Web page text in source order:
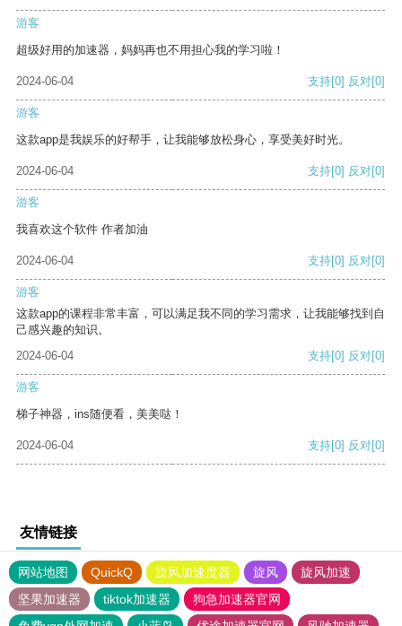
游客
超级好用的加速器，妈妈再也不用担心我的学习啦！
2024-06-04 支持[0] 反对[0]
游客
这款app是我娱乐的好帮手，让我能够放松身心，享受美好时光。
2024-06-04 支持[0] 反对[0]
游客
我喜欢这个软件 作者加油
2024-06-04 支持[0] 反对[0]
游客
这款app的课程非常丰富，可以满足我不同的学习需求，让我能够找到自
己感兴趣的知识。
2024-06-04
支持[0] 反对[0]
游客
梯子神器，ins随便看，美美哒！
2024-06-04 支持[0] 反对[0]
友情链接
网站地图 QuickQ 旋风加速度器 旋风
旋风加速
坚果加速器
tiktok加速器
狗急加速器官网